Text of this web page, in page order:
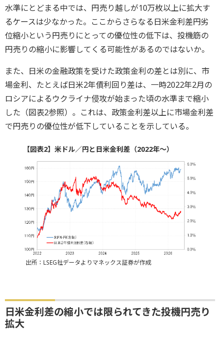
水準にとどまる中では、円売り越しが10万枚以上に拡大す
るケースは少なかった。ここからさらなる日米金利差円劣
位縮小という円売りにとっての優位性の低下は、投機筋の
円売りの縮小に影響してくる可能性があるのではないか。
また、日米の金融政策を受けた政策金利の差とは別に、市
場金利、たとえば日米2年債利回り差は、一時2022年2月の
ロシアによるウクライナ侵攻が始まった頃の水準まで縮小
した（図表2参照）。これは、政策金利差以上に市場金利差
で円売りの優位性が低下していることを示している。
【図表2】米ドル／円と日米金利差（2022年～）
出所：LSEG社データよりマネックス証券が作成
日米金利差の縮小では限られてきた投機円売り
拡大